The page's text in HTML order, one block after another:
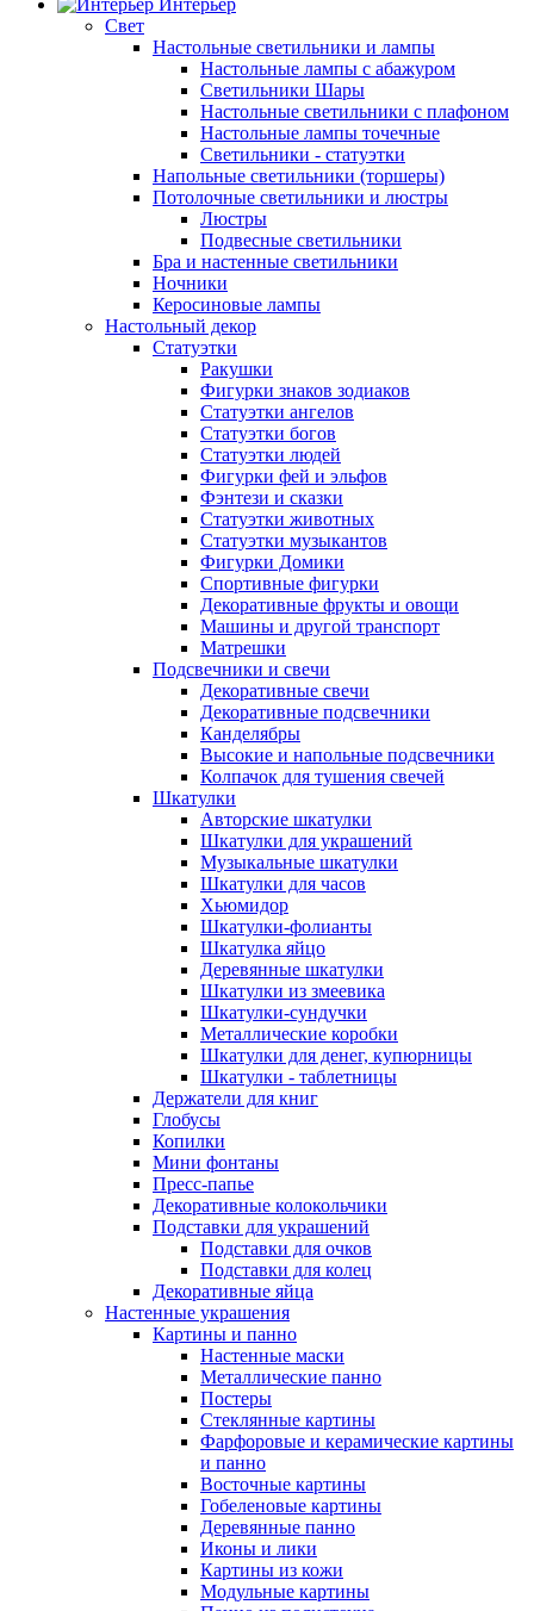
Интерьер
Свет
Настольные светильники и лампы
Настольные лампы с абажуром
Светильники Шары
Настольные светильники с плафоном
Настольные лампы точечные
Светильники - статуэтки
Напольные светильники (торшеры)
Потолочные светильники и люстры
Люстры
Подвесные светильники
Бра и настенные светильники
Ночники
Керосиновые лампы
Настольный декор
Статуэтки
Ракушки
Фигурки знаков зодиаков
Статуэтки ангелов
Статуэтки богов
Статуэтки людей
Фигурки фей и эльфов
Фэнтези и сказки
Статуэтки животных
Статуэтки музыкантов
Фигурки Домики
Спортивные фигурки
Декоративные фрукты и овощи
Машины и другой транспорт
Матрешки
Подсвечники и свечи
Декоративные свечи
Декоративные подсвечники
Канделябры
Высокие и напольные подсвечники
Колпачок для тушения свечей
Шкатулки
Авторские шкатулки
Шкатулки для украшений
Музыкальные шкатулки
Шкатулки для часов
Хьюмидор
Шкатулки-фолианты
Шкатулка яйцо
Деревянные шкатулки
Шкатулки из змеевика
Шкатулки-сундучки
Металлические коробки
Шкатулки для денег, купюрницы
Шкатулки - таблетницы
Держатели для книг
Глобусы
Копилки
Мини фонтаны
Пресс-папье
Декоративные колокольчики
Подставки для украшений
Подставки для очков
Подставки для колец
Декоративные яйца
Настенные украшения
Картины и панно
Настенные маски
Металлические панно
Постеры
Стеклянные картины
Фарфоровые и керамические картины
и панно
Восточные картины
Гобеленовые картины
Деревянные панно
Иконы и лики
Картины из кожи
Модульные картины